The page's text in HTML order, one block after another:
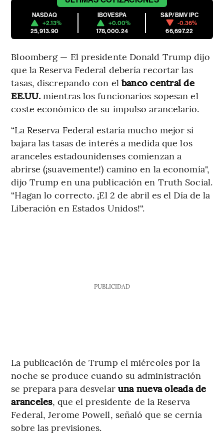
NASDAQ
+2.13%
25,913.90
IBOVESPA
+0.00%
178,000.24
S&P/BMV IPC
-0.36%
66,697.22
Bloomberg — El presidente Donald Trump dijo
que la Reserva Federal debería recortar las
tasas, discrepando con el banco central de
EE.UU.mientras los funcionarios sopesan el
coste económico de su impulso arancelario.
“La Reserva Federal estaría mucho mejor si
bajara las tasas de interés a medida que los
aranceles estadounidenses comienzan a
abrirse (¡suavemente!) camino en la economía",
dijo Trump en una publicación en Truth Social.
“Hagan lo correcto. ¡El 2 de abril es el Día de la
Liberación en Estados Unidos!“.
PUBLICIDAD
La publicación de Trump el miércoles por la
noche se produce cuando su administración
se prepara para desvelar una nueva oleada de
aranceles, que el presidente de la Reserva
Federal, Jerome Powell, señaló que se cernía
sobre las previsiones.